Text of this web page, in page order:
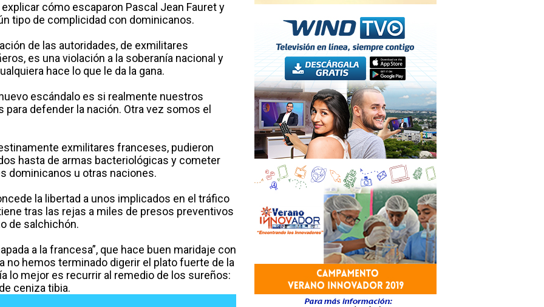
cómo escaparon Pascal Jean Fauret y
tipo de complicidad con dominicanos.
de las autoridades, de exmilitares
es una violación a la soberanía nacional y
hace lo que le da la gana.
escándalo es si realmente nuestros
defender la nación. Otra vez somos el
exmilitares franceses, pudieron
hasta de armas bacteriológicas y cometer
dominicanos u otras naciones.
la libertad a unos implicados en el tráfico
tras las rejas a miles de presos preventivos
de salchichón.
a la francesa”, que hace buen maridaje con
no hemos terminado digerir el plato fuerte de la
lo mejor es recurrir al remedio de los sureños:
ceniza tibia.